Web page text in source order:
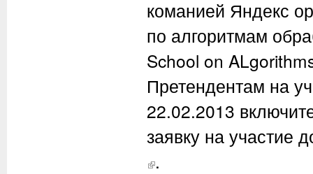
команией Яндекс
по алгоритмам
School on
Претендентам на
22.02.2013
заявку на участие
.